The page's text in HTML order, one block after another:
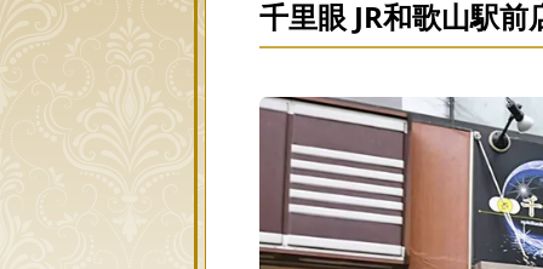
千里眼 JR和歌山駅前